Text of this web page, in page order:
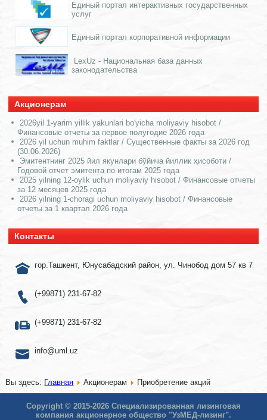
Единый портал интерактивных государственных
услуг
Единый портал корпоративной информации
LexUz - Национальная база данных
законодательства
Акционерам
2026yil 1-yarim yillik yakunlari bo'yicha moliyaviy hisobot /
Финансовые отчеты за первое полугодие 2026 года
2026 yil uchun muhim faktlar / Существенные факты за 2026 год
(30.06.2026)
Эмитентнинг 2025 йил якунлари бўйича йиллик ҳисоботи /
Годовой отчет эмитента по итогам 2025 года
2025 yilning 12-oylik uchun moliyaviy hisobot / Финансовые отчеты
за 12 месяцев 2025 года
2026 yilning 1-choragi uchun moliyaviy hisobot / Финансовые
отчеты за 1 квартал 2026 года
Контакты
гор.Ташкент, Юнусабадский район, ул. Чинобод дом 57 кв 7
(+99871) 231-67-82
(+99871) 231-67-82
info@uml.uz
Вы здесь: Главная Акционерам Приобретение акций
Copyright © 2015-2026 Специализированная лизинговая
компания акционерное общество "УзМЕД-лизинг".